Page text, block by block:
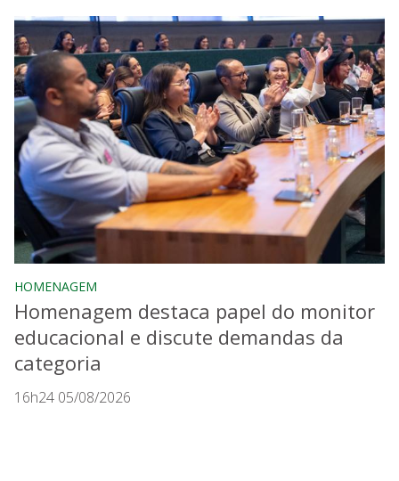
HOMENAGEM
Homenagem destaca papel do monitor
educacional e discute demandas da
categoria
16h24 05/08/2026